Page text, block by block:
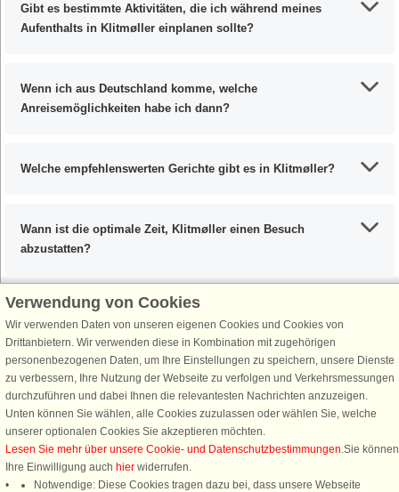
Gibt es bestimmte Aktivitäten, die ich während meines
Aufenthalts in Klitmøller einplanen sollte?
Wenn ich aus Deutschland komme, welche
Anreisemöglichkeiten habe ich dann?
Welche empfehlenswerten Gerichte gibt es in Klitmøller?
Wann ist die optimale Zeit, Klitmøller einen Besuch
abzustatten?
Schließen Sie sich 100.000 Ferienhaus-Fans an
Erhalten Sie einen Willkommensgutschein von 25 €für Ihren nächsten
Ferienhausurlaub - melden Sie sich einfach für den DanCenter Newsletter
an. Verpassen Sie nie wieder exklusive Angebote, Gewinnspiele und
Urlaubstipps!
Verwendung von Cookies
Wir verwenden Daten von unseren eigenen Cookies und Cookies von
Drittanbietern. Wir verwenden diese in Kombination mit zugehörigen
personenbezogenen Daten, um Ihre Einstellungen zu speichern, unsere Dienste
zu verbessern, Ihre Nutzung der Webseite zu verfolgen und Verkehrsmessungen
durchzuführen und dabei Ihnen die relevantesten Nachrichten anzuzeigen.
Unten können Sie wählen, alle Cookies zuzulassen oder wählen Sie, welche
unserer optionalen Cookies Sie akzeptieren möchten.
Lesen Sie mehr über unsere Cookie- und Datenschutzbestimmungen.Sie können
Ihre Einwilligung auch hier widerrufen.
Notwendige: Diese Cookies tragen dazu bei, dass unsere Webseite